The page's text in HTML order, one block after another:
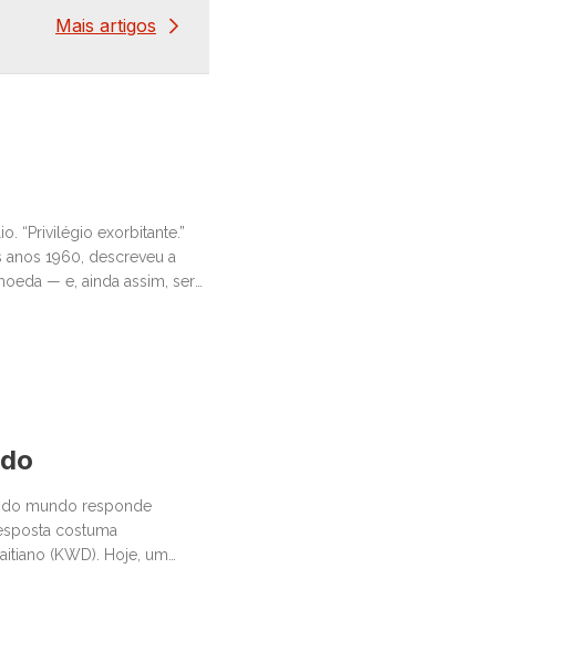
Mais artigos
“Privilégio exorbitante.”
anos 1960, descreveu a
— e, ainda assim, ser
mundo responde
costuma
(KWD). Hoje, um